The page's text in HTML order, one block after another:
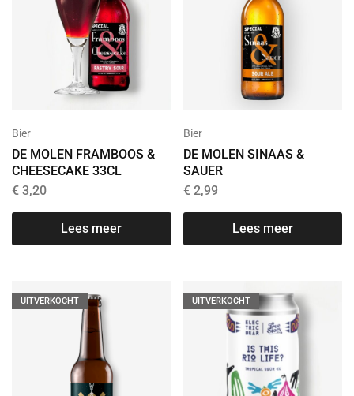
Bier
DE MOLEN FRAMBOOS &
CHEESECAKE 33CL
€ 3,20
Lees meer
Bier
DE MOLEN SINAAS &
SAUER
€2,99
Lees meer
UITVERKOCHT UITVERKOCHT